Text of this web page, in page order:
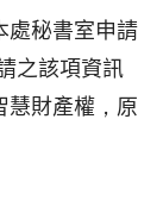
處秘書室申請
之該項資訊
慧財產權，原